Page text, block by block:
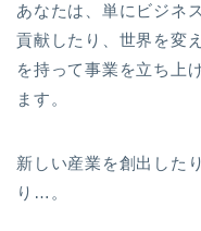
あなたは、単にビジネ
貢献したり、世界を変
を持って事業を立ち上
ます。
新しい産業を創出した
り…。